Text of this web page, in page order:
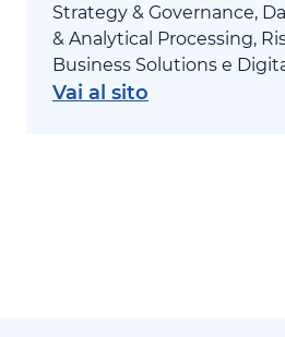
Strategy & Governance,
& Analytical Processing,
Business Solutions e
Vai al sito